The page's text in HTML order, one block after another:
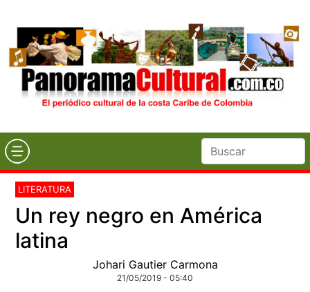
LITERATURA
Un rey negro en América
latina
Johari Gautier Carmona
21/05/2019 - 05:40